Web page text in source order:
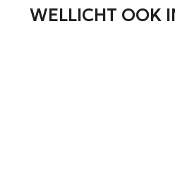
WELLICHT OOK